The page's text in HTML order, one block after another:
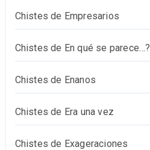
Chistes de Empresarios
Chistes de En qué se parece…?
Chistes de Enanos
Chistes de Era una vez
Chistes de Exageraciones